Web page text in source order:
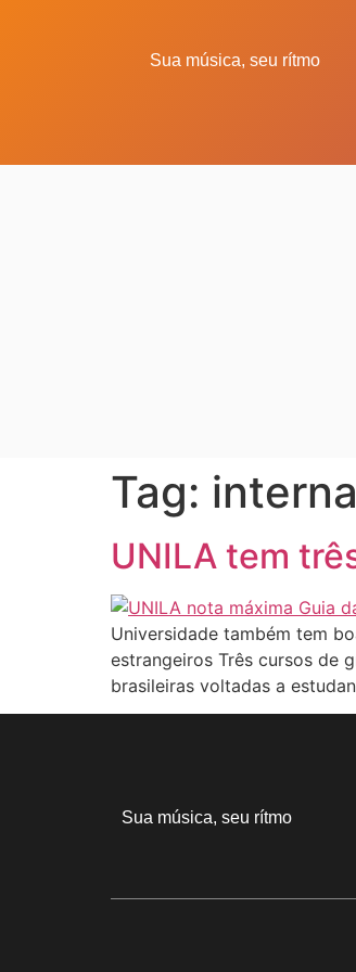
Sua música, seu rítmo
Tag:
UNILA tem
Universidade também tem
estrangeiros Três cursos de
brasileiras voltadas a
Sua música, seu rítmo